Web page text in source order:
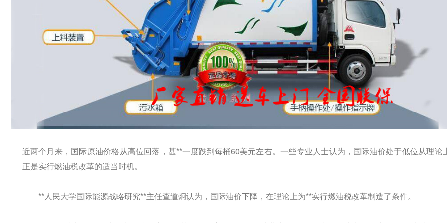
近两个月来，国际原油价格从高位回落，甚**一度跌到每桶60美元左右。一些专业人士认为，国际油价处于低位从理论
正是实行燃油税改革的适当时机。
**人民大学国际能源战略研究**主任查道炯认为，国际油价下降，在理论上为**实行燃油税改革制造了条件。